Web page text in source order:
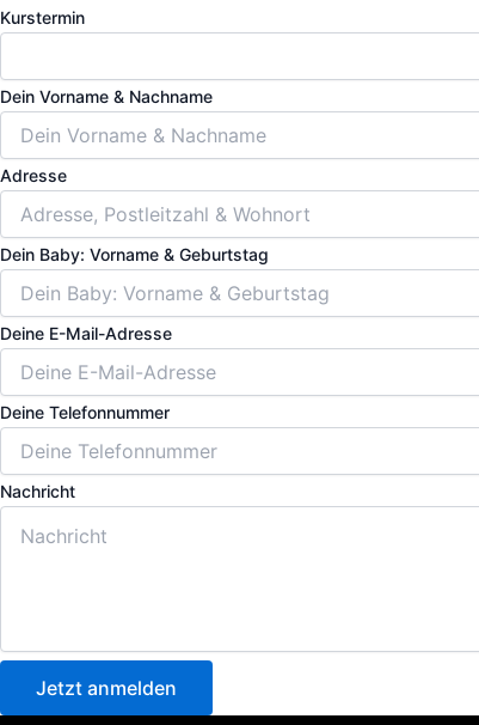
Kurstermin
Dein Vorname & Nachname
Adresse
Dein Baby: Vorname & Geburtstag
Deine E-Mail-Adresse
Deine Telefonnummer
Nachricht
Jetzt anmelden